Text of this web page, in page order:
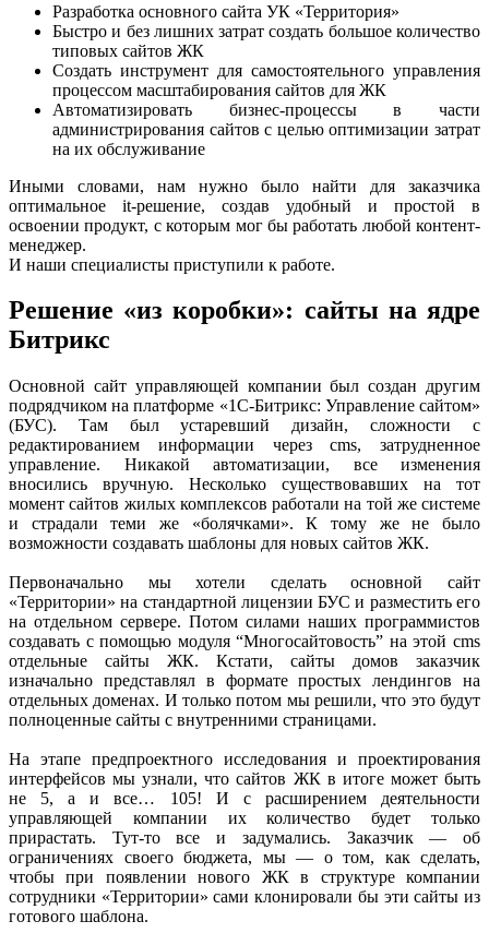
Разработка основного сайта УК «Территория»
Быстро и без лишних затрат создать большое количество
типовых сайтов ЖК
Создать инструмент для самостоятельного управления
процессом масштабирования сайтов для ЖК
Автоматизировать бизнес-процессы в части
администрирования сайтов с целью оптимизации затрат
на их обслуживание
Иными словами, нам нужно было найти для заказчика
оптимальное it-решение, создав удобный и простой в
освоении продукт, с которым мог бы работать любой контент-
менеджер.
И наши специалисты приступили к работе.
Решение «из коробки»: сайты на ядре
Битрикс
Основной сайт управляющей компании был создан другим
подрядчиком на платформе «1С-Битрикс: Управление сайтом»
(БУС). Там был устаревший дизайн, сложности с
редактированием информации через cms, затрудненное
управление. Никакой автоматизации, все изменения
вносились вручную. Несколько существовавших на тот
момент сайтов жилых комплексов работали на той же системе
и страдали теми же «болячками». К тому же не было
возможности создавать шаблоны для новых сайтов ЖК.
Первоначально мы хотели сделать основной сайт
«Территории» на стандартной лицензии БУС и разместить его
на отдельном сервере. Потом силами наших программистов
создавать с помощью модуля “Многосайтовость” на этой cms
отдельные сайты ЖК. Кстати, сайты домов заказчик
изначально представлял в формате простых лендингов на
отдельных доменах. И только потом мы решили, что это будут
полноценные сайты с внутренними страницами.
На этапе предпроектного исследования и проектирования
интерфейсов мы узнали, что сайтов ЖК в итоге может быть
не 5, а и все… 105! И с расширением деятельности
управляющей компании их количество будет только
прирастать. Тут-то все и задумались. Заказчик — об
ограничениях своего бюджета, мы — о том, как сделать,
чтобы при появлении нового ЖК в структуре компании
сотрудники «Территории» сами клонировали бы эти сайты из
готового шаблона.